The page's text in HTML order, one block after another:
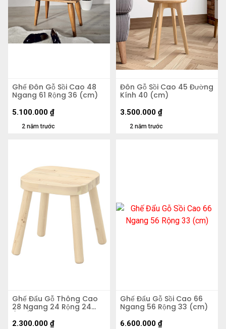
Ghế Đôn Gỗ Sồi Cao 48
Ngang 61 Rộng 36 (cm)
2 năm trước
5.100.000 ₫
Đôn Gỗ Sồi Cao 45 Đường
Kính 40 (cm)
2 năm trước
3.500.000 ₫
Ghế Đẩu Gỗ Thông Cao
28 Ngang 24 Rộng 24
(cm)
2.300.000 ₫
Ghế Đẩu Gỗ Sồi Cao 66
Ngang 56 Rộng 33 (cm)
6.600.000 ₫